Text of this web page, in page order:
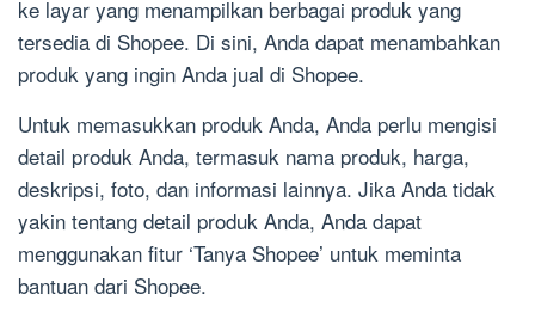
ke layar yang menampilkan berbagai produk yang
tersedia di Shopee. Di sini, Anda dapat menambahkan
produk yang ingin Anda jual di Shopee.
Untuk memasukkan produk Anda, Anda perlu mengisi
detail produk Anda, termasuk nama produk, harga,
deskripsi, foto, dan informasi lainnya. Jika Anda tidak
yakin tentang detail produk Anda, Anda dapat
menggunakan fitur ‘Tanya Shopee’ untuk meminta
bantuan dari Shopee.